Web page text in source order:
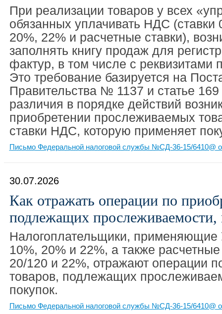
При реализации товаров у всех
обязанных уплачивать НДС (ставки
20%, 22% и расчетные ставки),
заполнять книгу продаж для
фактур, в том числе с реквизитами
Это требование базируется на
Правительства № 1137 и статье
различия в порядке действий
приобретении прослеживаемых
ставки НДС, которую применяет
Письмо Федеральной налоговой службы №СД-36-15/6410@
30.07.2026
Как отражать операции по
подлежащих прослеживаемости,
Налогоплательщики,
10%, 20% и 22%, а также
20/120 и 22%, отражают операции
товаров, подлежащих
покупок.
Письмо Федеральной налоговой службы №СД-36-15/6410@